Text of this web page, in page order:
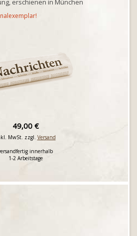
erschienen in München
49,00 €
MwSt. zzgl. Versand
innerhalb
1-2 Arbeitstage